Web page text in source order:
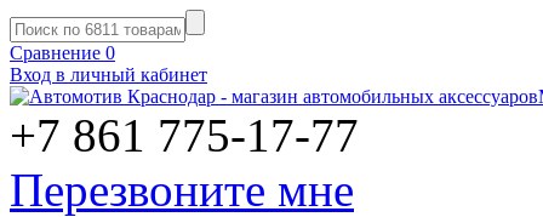
Сравнение 0
Вход в личный кабинет
+7 861 775-17-77
Перезвоните мне